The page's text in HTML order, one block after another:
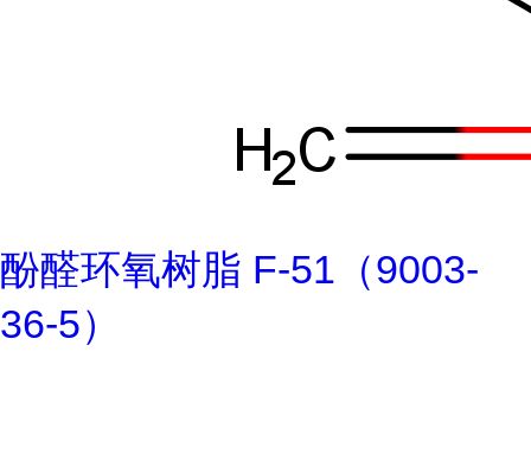
酚醛环氧树脂 F-51（9003-
36-5）